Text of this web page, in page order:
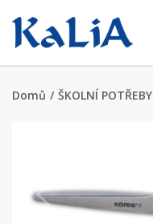
Domů / ŠKOLNÍ POTŘEBY